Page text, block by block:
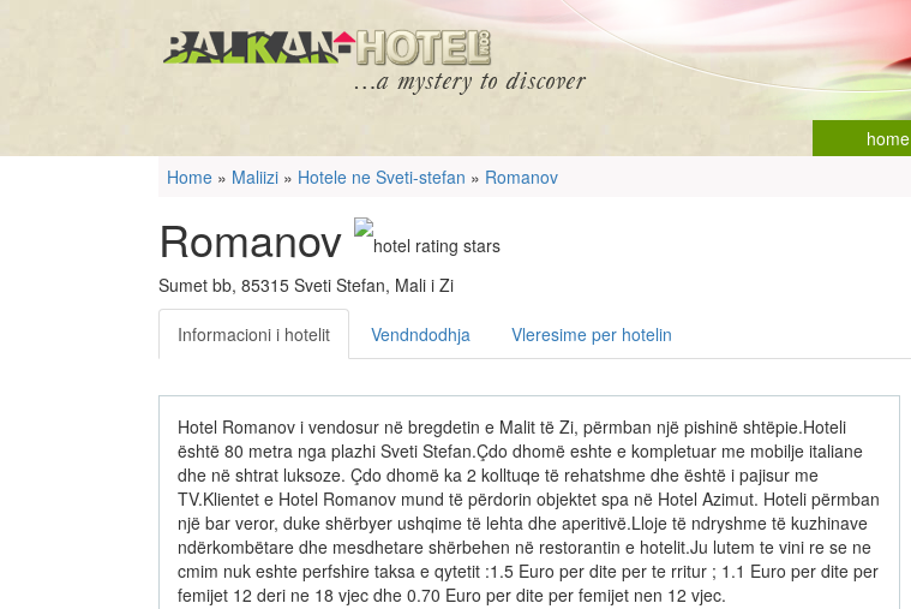
home
Home » Maliizi » Hotele ne Sveti-stefan » Romanov
Romanov
Sumet bb, 85315 Sveti Stefan, Mali i Zi
Informacioni i hotelit Vendndodhja Vleresime per hotelin
Hotel Romanov i vendosur në bregdetin e Malit të Zi, përmban një pishinë shtëpie.Hoteli
është 80 metra nga plazhi Sveti Stefan.Çdo dhomë eshte e kompletuar me mobilje italiane
dhe në shtrat luksoze. Çdo dhomë ka 2 kolltuqe të rehatshme dhe është i pajisur me
TV.Klientet e Hotel Romanov mund të përdorin objektet spa në Hotel Azimut. Hoteli përmban
një bar veror, duke shërbyer ushqime të lehta dhe aperitivë.Lloje të ndryshme të kuzhinave
ndërkombëtare dhe mesdhetare shërbehen në restorantin e hotelit.Ju lutem te vini re se ne
cmim nuk eshte perfshire taksa e qytetit :1.5 Euro per dite per te rritur ; 1.1 Euro per dite per
femijet 12 deri ne 18 vjec dhe 0.70 Euro per dite per femijet nen 12 vjec.